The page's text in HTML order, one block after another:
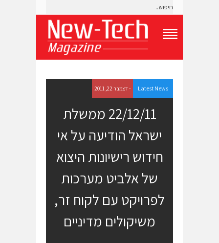
g
l
e
N
Latest News - דצמבר 22, 2011
22/12/11 ממשלת
ישראל הודיעה על אי
חידוש רישיונות היצוא
של אלביט מערכות
לפרויקט עם לקוח זר,
משיקולים מדיניים